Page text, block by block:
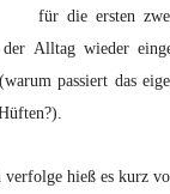
für die ersten
der Alltag wieder
passiert das
hieß es kurz